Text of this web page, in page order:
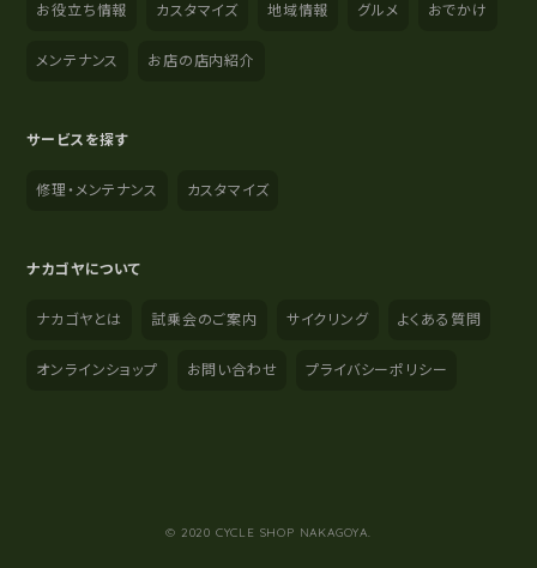
お役立ち情報 カスタマイズ 地域情報 グルメ おでかけ
メンテナンス お店の店内紹介
サービスを探す
修理・メンテナンス カスタマイズ
ナカゴヤについて
ナカゴヤとは 試乗会のご案内 サイクリング よくある質問
オンラインショップ お問い合わせ プライバシーポリシー
© 2020 CYCLE SHOP NAKAGOYA.